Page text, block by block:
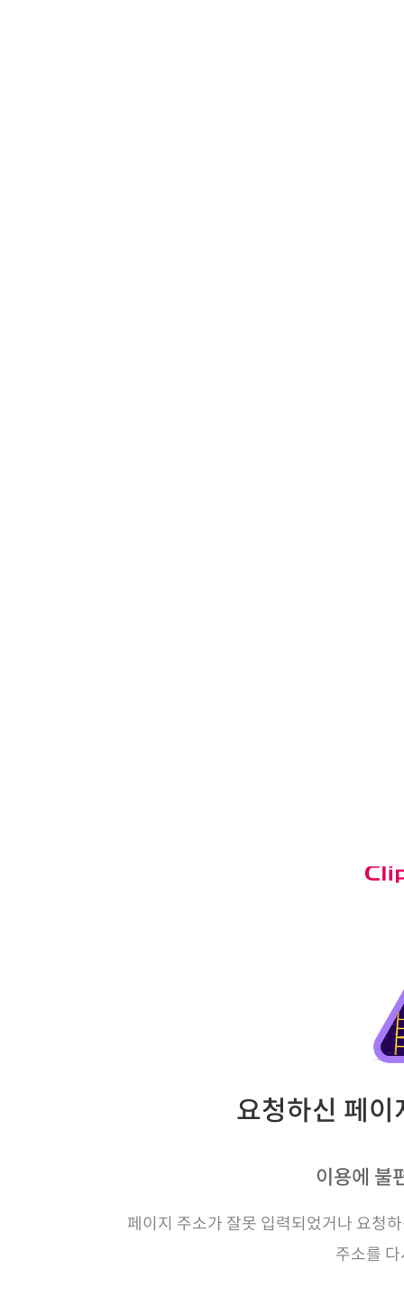
요청하신 페
이용에 불
페이지 주소가 잘못 입력되었거나 요청
주소를